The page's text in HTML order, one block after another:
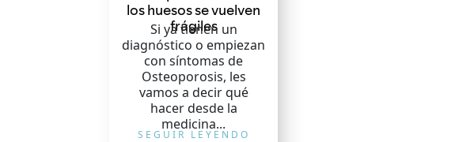
los huesos se vuelven
frágiles
Si ya tienen un
diagnóstico o empiezan
con síntomas de
Osteoporosis, les
vamos a decir qué
hacer desde la
medicina...
SEGUIR LEYENDO